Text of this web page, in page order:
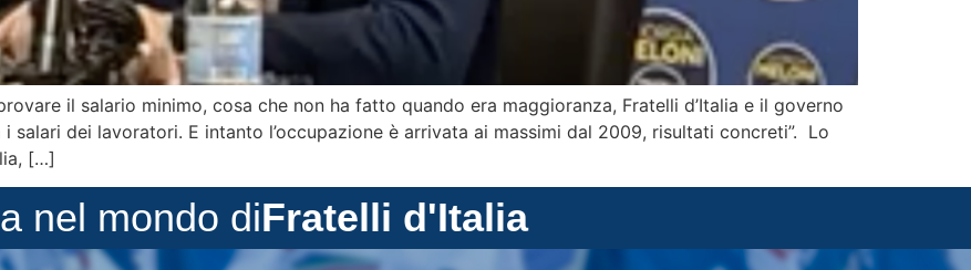
il salario minimo, cosa che non ha fatto quando era maggioranza, Fratelli d’Italia e il governo
salari dei lavoratori. E intanto l’occupazione è arrivata ai massimi dal 2009, risultati concreti”. Lo
[…]
nel mondo diFratelli d'Italia